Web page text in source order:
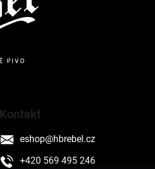
Kontakt
eshop@hbrebel.cz
+420 569 495 246